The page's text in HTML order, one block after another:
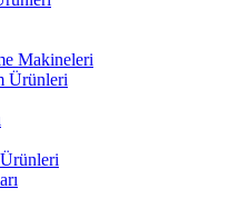
Makineleri
Ürünleri